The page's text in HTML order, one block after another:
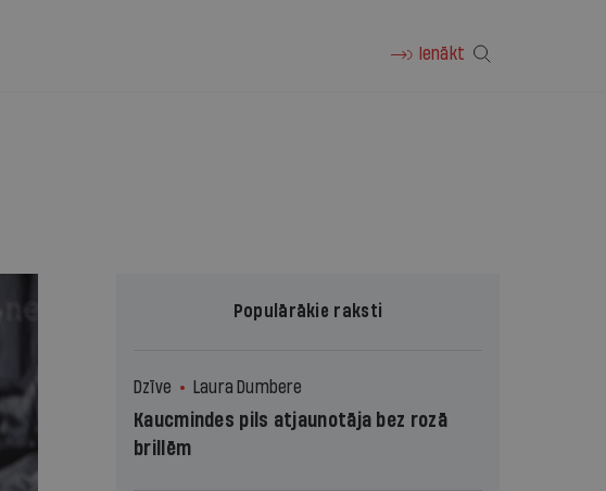
Ienākt
Populārākie raksti
Dzīve Laura Dumbere
Kaucmindes pils atjaunotāja bez rozā
brillēm